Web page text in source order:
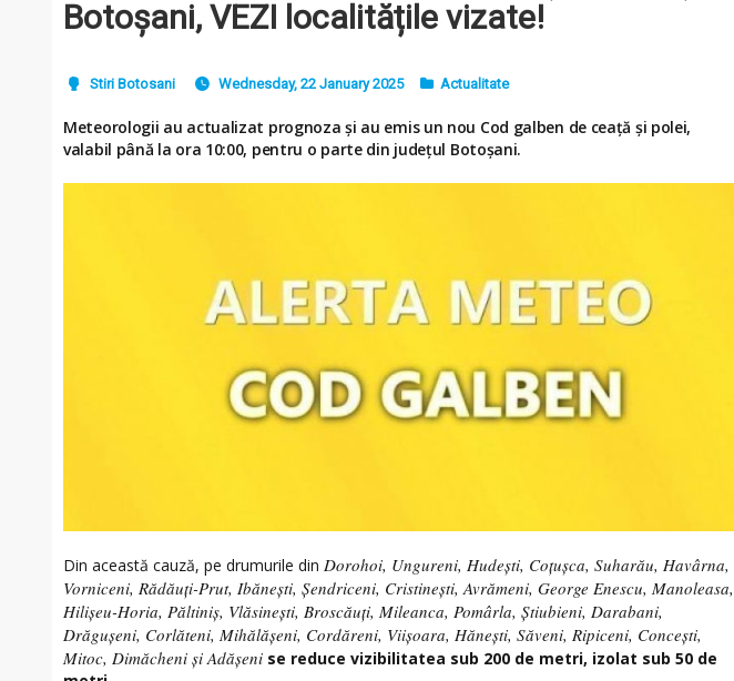
Botoșani, VEZI localitățile vizate!
Stiri Botosani Wednesday, 22 January 2025 Actualitate
Meteorologii au actualizat prognoza și au emis un nou Cod galben de ceață și polei,
valabil până la ora 10:00, pentru o parte din județul Botoșani.
Din această cauză, pe drumurile din Dorohoi, Ungureni, Hudești, Coțușca, Suharău, Havârna,
Vorniceni, Rădăuți-Prut, Ibănești, Șendriceni, Cristinești, Avrămeni, George Enescu, Manoleasa,
Hilișeu-Horia, Păltiniș, Vlăsinești, Broscăuți, Mileanca, Pomârla, Știubieni, Darabani,
Drăgușeni, Corlăteni, Mihălășeni, Cordăreni, Viișoara, Hănești, Săveni, Ripiceni, Concești,
Mitoc, Dimăcheni și Adășeni se reduce vizibilitatea sub 200 de metri, izolat sub 50 de